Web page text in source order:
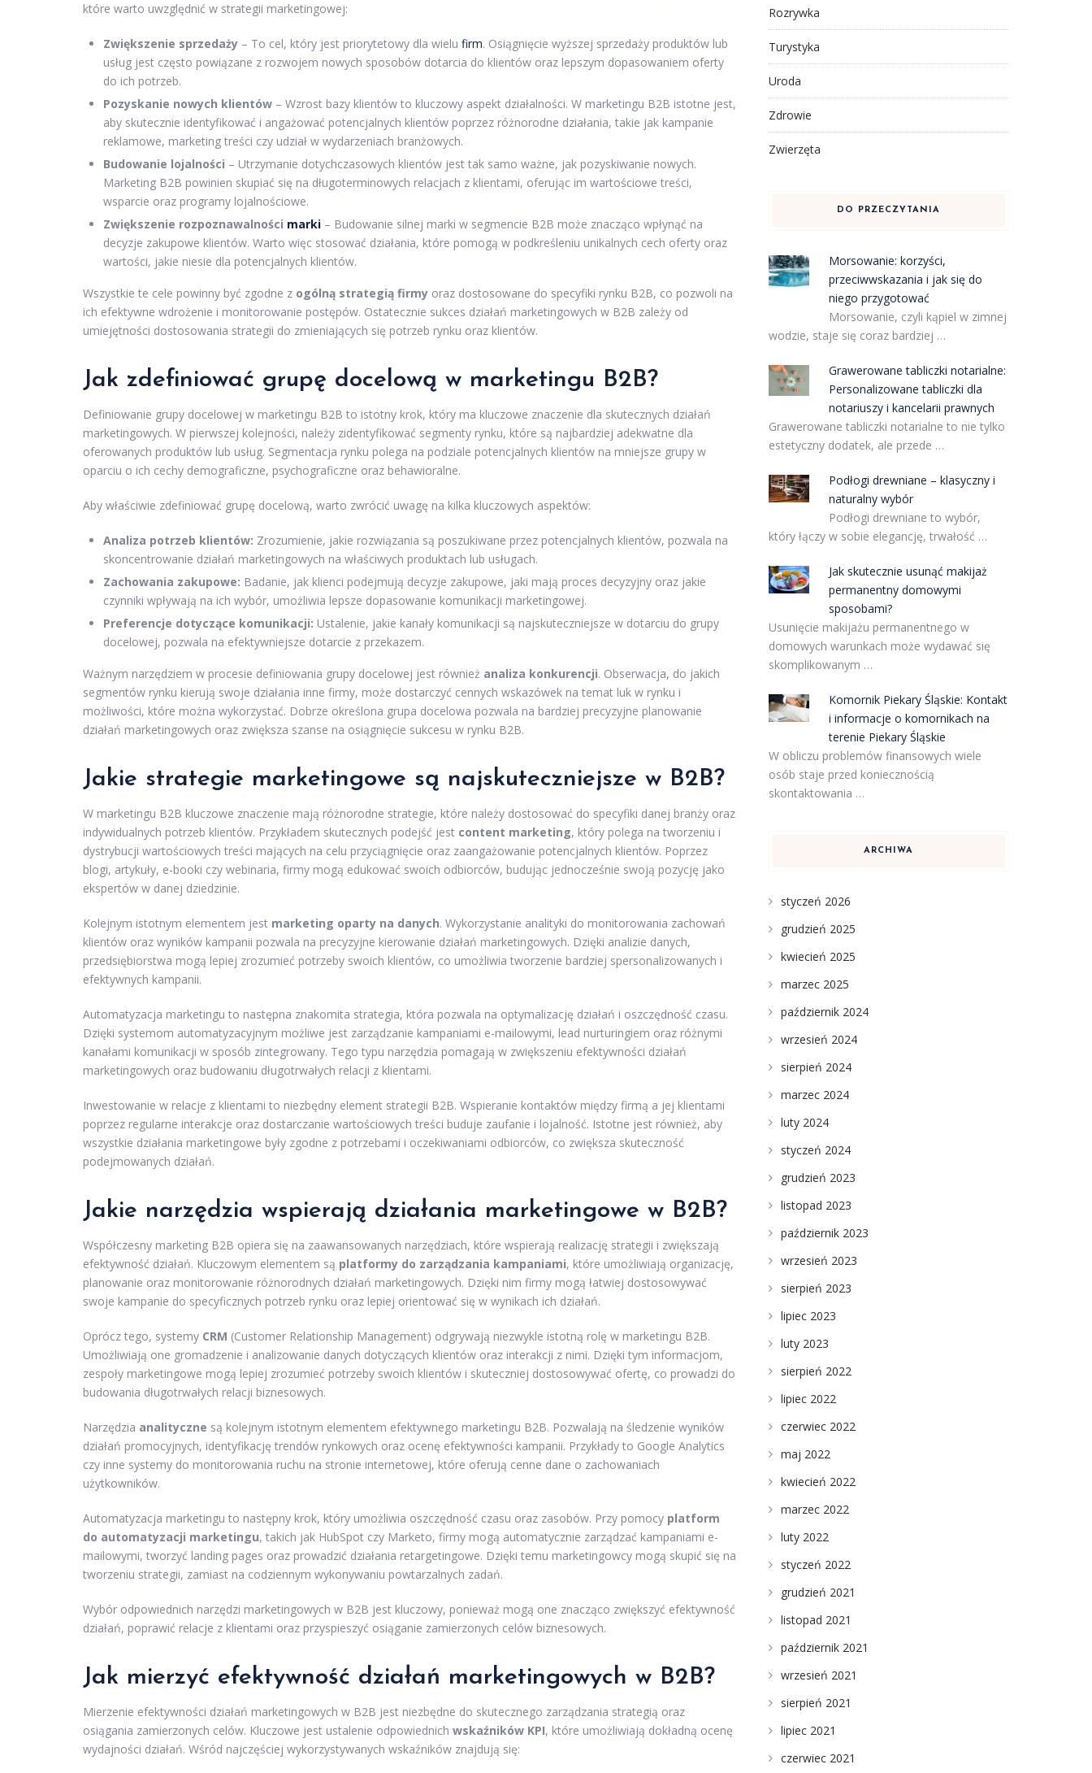
które warto uwzględnić w strategii marketingowej:
Zwiększenie sprzedaży – To cel, który jest priorytetowy dla wielu firm. Osiągnięcie wyższej sprzedaży produktów lub
usług jest często powiązane z rozwojem nowych sposobów dotarcia do klientów oraz lepszym dopasowaniem oferty
do ich potrzeb.
Pozyskanie nowych klientów – Wzrost bazy klientów to kluczowy aspekt działalności. W marketingu B2B istotne jest,
aby skutecznie identyfikować i angażować potencjalnych klientów poprzez różnorodne działania, takie jak kampanie
reklamowe, marketing treści czy udział w wydarzeniach branżowych.
Budowanie lojalności – Utrzymanie dotychczasowych klientów jest tak samo ważne, jak pozyskiwanie nowych.
Marketing B2B powinien skupiać się na długoterminowych relacjach z klientami, oferując im wartościowe treści,
wsparcie oraz programy lojalnościowe.
Zwiększenie rozpoznawalności marki – Budowanie silnej marki w segmencie B2B może znacząco wpłynąć na
decyzje zakupowe klientów. Warto więc stosować działania, które pomogą w podkreśleniu unikalnych cech oferty oraz
wartości, jakie niesie dla potencjalnych klientów.
Wszystkie te cele powinny być zgodne z ogólną strategią firmy oraz dostosowane do specyfiki rynku B2B, co pozwoli na
ich efektywne wdrożenie i monitorowanie postępów. Ostatecznie sukces działań marketingowych w B2B zależy od
umiejętności dostosowania strategii do zmieniających się potrzeb rynku oraz klientów.
Jak zdefiniować grupę docelową w marketingu B2B?
Definiowanie grupy docelowej w marketingu B2B to istotny krok, który ma kluczowe znaczenie dla skutecznych działań
marketingowych. W pierwszej kolejności, należy zidentyfikować segmenty rynku, które są najbardziej adekwatne dla
oferowanych produktów lub usług. Segmentacja rynku polega na podziale potencjalnych klientów na mniejsze grupy w
oparciu o ich cechy demograficzne, psychograficzne oraz behawioralne.
Aby właściwie zdefiniować grupę docelową, warto zwrócić uwagę na kilka kluczowych aspektów:
Analiza potrzeb klientów: Zrozumienie, jakie rozwiązania są poszukiwane przez potencjalnych klientów, pozwala na
skoncentrowanie działań marketingowych na właściwych produktach lub usługach.
Zachowania zakupowe: Badanie, jak klienci podejmują decyzje zakupowe, jaki mają proces decyzyjny oraz jakie
czynniki wpływają na ich wybór, umożliwia lepsze dopasowanie komunikacji marketingowej.
Preferencje dotyczące komunikacji: Ustalenie, jakie kanały komunikacji są najskuteczniejsze w dotarciu do grupy
docelowej, pozwala na efektywniejsze dotarcie z przekazem.
Ważnym narzędziem w procesie definiowania grupy docelowej jest również analiza konkurencji. Obserwacja, do jakich
segmentów rynku kierują swoje działania inne firmy, może dostarczyć cennych wskazówek na temat luk w rynku i
możliwości, które można wykorzystać. Dobrze określona grupa docelowa pozwala na bardziej precyzyjne planowanie
działań marketingowych oraz zwiększa szanse na osiągnięcie sukcesu w rynku B2B.
Jakie strategie marketingowe są najskuteczniejsze w B2B?
W marketingu B2B kluczowe znaczenie mają różnorodne strategie, które należy dostosować do specyfiki danej branży oraz
indywidualnych potrzeb klientów. Przykładem skutecznych podejść jest content marketing, który polega na tworzeniu i
dystrybucji wartościowych treści mających na celu przyciągnięcie oraz zaangażowanie potencjalnych klientów. Poprzez
blogi, artykuły, e-booki czy webinaria, firmy mogą edukować swoich odbiorców, budując jednocześnie swoją pozycję jako
ekspertów w danej dziedzinie.
Kolejnym istotnym elementem jest marketing oparty na danych. Wykorzystanie analityki do monitorowania zachowań
klientów oraz wyników kampanii pozwala na precyzyjne kierowanie działań marketingowych. Dzięki analizie danych,
przedsiębiorstwa mogą lepiej zrozumieć potrzeby swoich klientów, co umożliwia tworzenie bardziej spersonalizowanych i
efektywnych kampanii.
Automatyzacja marketingu to następna znakomita strategia, która pozwala na optymalizację działań i oszczędność czasu.
Dzięki systemom automatyzacyjnym możliwe jest zarządzanie kampaniami e-mailowymi, lead nurturingiem oraz różnymi
kanałami komunikacji w sposób zintegrowany. Tego typu narzędzia pomagają w zwiększeniu efektywności działań
marketingowych oraz budowaniu długotrwałych relacji z klientami.
Inwestowanie w relacje z klientami to niezbędny element strategii B2B. Wspieranie kontaktów między firmą a jej klientami
poprzez regularne interakcje oraz dostarczanie wartościowych treści buduje zaufanie i lojalność. Istotne jest również, aby
wszystkie działania marketingowe były zgodne z potrzebami i oczekiwaniami odbiorców, co zwiększa skuteczność
podejmowanych działań.
Jakie narzędzia wspierają działania marketingowe w B2B?
Współczesny marketing B2B opiera się na zaawansowanych narzędziach, które wspierają realizację strategii i zwiększają
efektywność działań. Kluczowym elementem są platformy do zarządzania kampaniami, które umożliwiają organizację,
planowanie oraz monitorowanie różnorodnych działań marketingowych. Dzięki nim firmy mogą łatwiej dostosowywać
swoje kampanie do specyficznych potrzeb rynku oraz lepiej orientować się w wynikach ich działań.
Oprócz tego, systemy CRM (Customer Relationship Management) odgrywają niezwykle istotną rolę w marketingu B2B.
Umożliwiają one gromadzenie i analizowanie danych dotyczących klientów oraz interakcji z nimi. Dzięki tym informacjom,
zespoły marketingowe mogą lepiej zrozumieć potrzeby swoich klientów i skuteczniej dostosowywać ofertę, co prowadzi do
budowania długotrwałych relacji biznesowych.
Narzędzia analityczne są kolejnym istotnym elementem efektywnego marketingu B2B. Pozwalają na śledzenie wyników
działań promocyjnych, identyfikację trendów rynkowych oraz ocenę efektywności kampanii. Przykłady to Google Analytics
czy inne systemy do monitorowania ruchu na stronie internetowej, które oferują cenne dane o zachowaniach
użytkowników.
Automatyzacja marketingu to następny krok, który umożliwia oszczędność czasu oraz zasobów. Przy pomocy platform
do automatyzacji marketingu, takich jak HubSpot czy Marketo, firmy mogą automatycznie zarządzać kampaniami e-
mailowymi, tworzyć landing pages oraz prowadzić działania retargetingowe. Dzięki temu marketingowcy mogą skupić się na
tworzeniu strategii, zamiast na codziennym wykonywaniu powtarzalnych zadań.
Wybór odpowiednich narzędzi marketingowych w B2B jest kluczowy, ponieważ mogą one znacząco zwiększyć efektywność
działań, poprawić relacje z klientami oraz przyspieszyć osiąganie zamierzonych celów biznesowych.
Jak mierzyć efektywność działań marketingowych w B2B?
Mierzenie efektywności działań marketingowych w B2B jest niezbędne do skutecznego zarządzania strategią oraz
osiągania zamierzonych celów. Kluczowe jest ustalenie odpowiednich wskaźników KPI, które umożliwiają dokładną ocenę
wydajności działań. Wśród najczęściej wykorzystywanych wskaźników znajdują się:
Rozrywka
Turystyka
Uroda
Zdrowie
Zwierzęta
DO PRZECZYTANIA
Morsowanie: korzyści,
przeciwwskazania i jak się do
niego przygotować
Morsowanie, czyli kąpiel w zimnej
wodzie, staje się coraz bardziej …
Grawerowane tabliczki notarialne:
Personalizowane tabliczki dla
notariuszy i kancelarii prawnych
Grawerowane tabliczki notarialne to nie tylko
estetyczny dodatek, ale przede …
Podłogi drewniane – klasyczny i
naturalny wybór
Podłogi drewniane to wybór,
który łączy w sobie elegancję, trwałość …
Jak skutecznie usunąć makijaż
permanentny domowymi
sposobami?
Usunięcie makijażu permanentnego w
domowych warunkach może wydawać się
skomplikowanym …
Komornik Piekary Śląskie: Kontakt
i informacje o komornikach na
terenie Piekary Śląskie
W obliczu problemów finansowych wiele
osób staje przed koniecznością
skontaktowania …
ARCHIWA
styczeń 2026
grudzień 2025
kwiecień 2025
marzec 2025
październik 2024
wrzesień 2024
sierpień 2024
marzec 2024
luty 2024
styczeń 2024
grudzień 2023
listopad 2023
październik 2023
wrzesień 2023
sierpień 2023
lipiec 2023
luty 2023
sierpień 2022
lipiec 2022
czerwiec 2022
maj 2022
kwiecień 2022
marzec 2022
luty 2022
styczeń 2022
grudzień 2021
listopad 2021
październik 2021
wrzesień 2021
sierpień 2021
lipiec 2021
czerwiec 2021